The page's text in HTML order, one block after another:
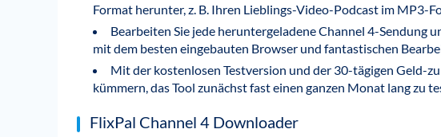
Format herunter, z. B. Ihren Lieblings-Video-Podcast im MP3-
Bearbeiten Sie jede heruntergeladene Channel 4-Sendung
mit dem besten eingebauten Browser und fantastischen
Mit der kostenlosen Testversion und der 30-tägigen Geld-
kümmern, das Tool zunächst fast einen ganzen Monat lang zu
FlixPal Channel 4 Downloader